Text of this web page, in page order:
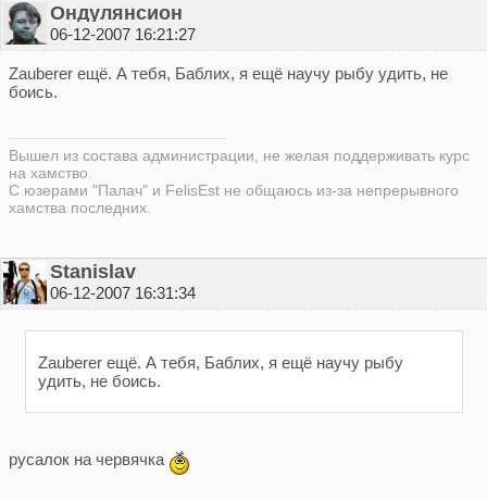
Ондулянсион
06-12-2007 16:21:27
Zauberer ещё. А тебя, Баблих, я ещё научу рыбу удить, не
боись.
Вышел из состава администрации, не желая поддерживать курс
на хамство.
С юзерами "Палач" и FelisEst не общаюсь из-за непрерывного
хамства последних.
Stanislav
06-12-2007 16:31:34
Zauberer ещё. А тебя, Баблих, я ещё научу рыбу
удить, не боись.
русалок на червячка